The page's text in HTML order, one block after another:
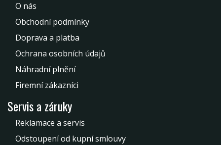
O nás
Obchodní podmínky
Doprava a platba
Ochrana osobních údajů
Náhradní plnění
Firemní zákazníci
Servis a záruky
Reklamace a servis
Odstoupení od kupní smlouvy